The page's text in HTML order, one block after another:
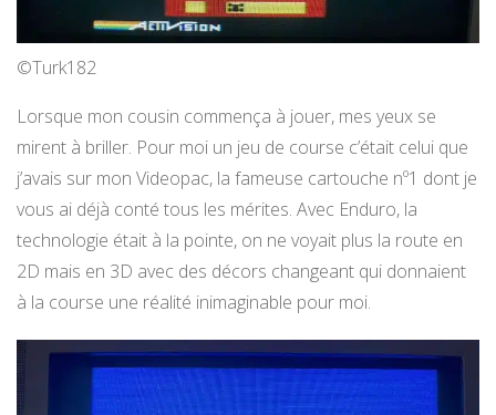
©Turk182
Lorsque mon cousin commença à jouer, mes yeux se
mirent à briller. Pour moi un jeu de course c’était celui que
j’avais sur mon Videopac, la fameuse cartouche nº1 dont je
vous ai déjà conté tous les mérites. Avec Enduro, la
technologie était à la pointe, on ne voyait plus la route en
2D mais en 3D avec des décors changeant qui donnaient
à la course une réalité inimaginable pour moi.